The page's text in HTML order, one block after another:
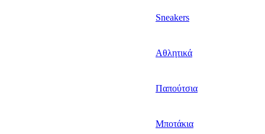
Sneakers
Αθλητικά
Παπούτσια
Μποτάκια